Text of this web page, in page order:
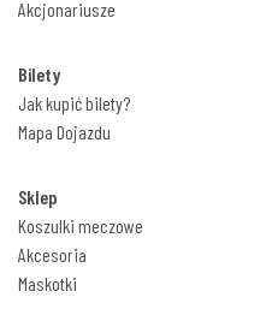
Akcjonariusze
Bilety
Jak kupić bilety?
Mapa Dojazdu
Sklep
Koszulki meczowe
Akcesoria
Maskotki